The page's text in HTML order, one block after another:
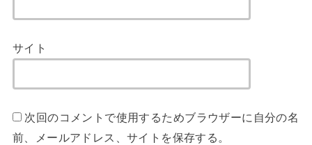
サイト
次回のコメントで使用するためブラウザーに自分の名
前、メールアドレス、サイトを保存する。